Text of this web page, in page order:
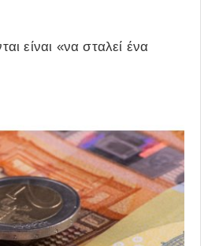
είναι «να σταλεί ένα